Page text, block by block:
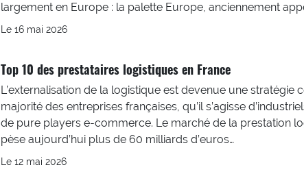
largement en Europe : la palette Europe, anciennement
Le 16 mai 2026
Top 10 des prestataires logistiques en France
L’externalisation de la logistique est devenue une stratégie
majorité des entreprises françaises, qu’il s’agisse
de pure players e-commerce. Le marché de la prestation
pèse aujourd’hui plus de 60 milliards d’euros…
Le 12 mai 2026